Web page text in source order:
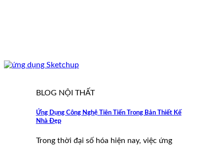
BLOG NỘI THẤT
Ứng Dụng Công Nghệ Tiên Tiến Trong Bản Thiết Kế
Nhà Đẹp
Trong thời đại số hóa hiện nay, việc ứng